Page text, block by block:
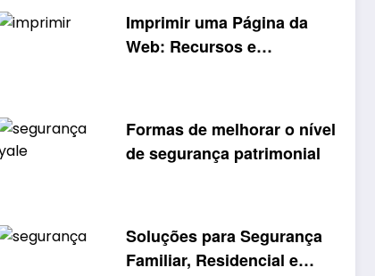
Imprimir uma Página da
Web: Recursos e
Formas de melhorar o nível
de segurança patrimonial
Soluções para Segurança
Familiar, Residencial e